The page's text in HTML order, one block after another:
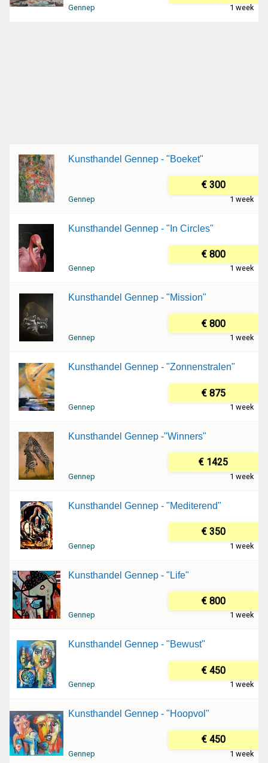
Gennep 1 week
Kunsthandel Gennep - "Boeket"
€ 300
Gennep 1 week
Kunsthandel Gennep - "In Circles"
€ 800
Gennep 1 week
Kunsthandel Gennep - "Mission"
€ 800
Gennep 1 week
Kunsthandel Gennep - "Zonnenstralen"
€ 875
Gennep 1 week
Kunsthandel Gennep -"Winners"
€ 1425
Gennep 1 week
Kunsthandel Gennep - "Mediterend"
€ 350
Gennep 1 week
Kunsthandel Gennep - "Life"
€ 800
Gennep 1 week
Kunsthandel Gennep - "Bewust"
€ 450
Gennep 1 week
Kunsthandel Gennep - "Hoopvol"
€ 450
Gennep 1 week